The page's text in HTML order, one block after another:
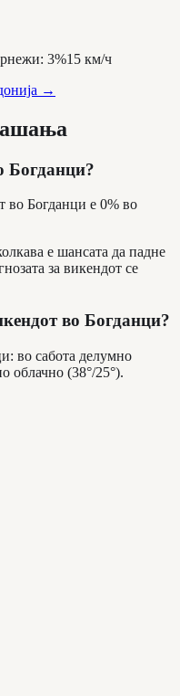
: 3%15 км/ч
→
Богданци?
во Богданци е 0% во
е шансата да падне
за викендот се
во Богданци?
во сабота делумно
облачно (38°/25°).